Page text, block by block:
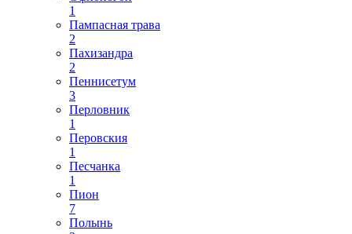
1
Пампасная трава
2
Пахизандра
2
Пеннисетум
3
Перловник
1
Перовския
1
Песчанка
1
Пион
7
Полынь